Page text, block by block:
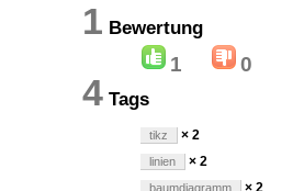
1 Bewertung
1 0
4 Tags
tikz × 2
linien × 2
baumdiagramm